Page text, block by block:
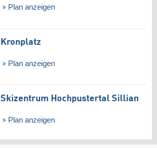
Plan anzeigen
Kronplatz
Plan anzeigen
Skizentrum Hochpustertal Sillian
Plan anzeigen